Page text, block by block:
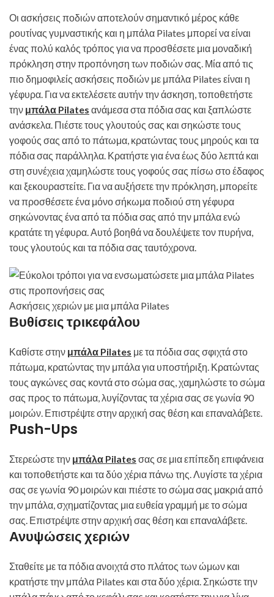
Οι ασκήσεις ποδιών αποτελούν σημαντικό μέρος κάθε
ρουτίνας γυμναστικής και η μπάλα Pilates μπορεί να είναι
ένας πολύ καλός τρόπος για να προσθέσετε μια μοναδική
πρόκληση στην προπόνηση των ποδιών σας. Μία από τις
πιο δημοφιλείς ασκήσεις ποδιών με μπάλα Pilates είναι η
γέφυρα. Για να εκτελέσετε αυτήν την άσκηση, τοποθετήστε
την μπάλα Pilates ανάμεσα στα πόδια σας και ξαπλώστε
ανάσκελα. Πιέστε τους γλουτούς σας και σηκώστε τους
γοφούς σας από το πάτωμα, κρατώντας τους μηρούς και τα
πόδια σας παράλληλα. Κρατήστε για ένα έως δύο λεπτά και
στη συνέχεια χαμηλώστε τους γοφούς σας πίσω στο έδαφος
και ξεκουραστείτε. Για να αυξήσετε την πρόκληση, μπορείτε
να προσθέσετε ένα μόνο σήκωμα ποδιού στη γέφυρα
σηκώνοντας ένα από τα πόδια σας από την μπάλα ενώ
κρατάτε τη γέφυρα. Αυτό βοηθά να δουλέψετε τον πυρήνα,
τους γλουτούς και τα πόδια σας ταυτόχρονα.
Ασκήσεις χεριών με μια μπάλα Pilates
Βυθίσεις τρικεφάλου
Καθίστε στην μπάλα Pilates με τα πόδια σας σφιχτά στο
πάτωμα, κρατώντας την μπάλα για υποστήριξη. Κρατώντας
τους αγκώνες σας κοντά στο σώμα σας, χαμηλώστε το σώμα
σας προς το πάτωμα, λυγίζοντας τα χέρια σας σε γωνία 90
μοιρών. Επιστρέψτε στην αρχική σας θέση και επαναλάβετε.
Push-Ups
Στερεώστε την μπάλα Pilates σας σε μια επίπεδη επιφάνεια
και τοποθετήστε και τα δύο χέρια πάνω της. Λυγίστε τα χέρια
σας σε γωνία 90 μοιρών και πιέστε το σώμα σας μακριά από
την μπάλα, σχηματίζοντας μια ευθεία γραμμή με το σώμα
σας. Επιστρέψτε στην αρχική σας θέση και επαναλάβετε.
Ανυψώσεις χεριών
Σταθείτε με τα πόδια ανοιχτά στο πλάτος των ώμων και
κρατήστε την μπάλα Pilates και στα δύο χέρια. Σηκώστε την